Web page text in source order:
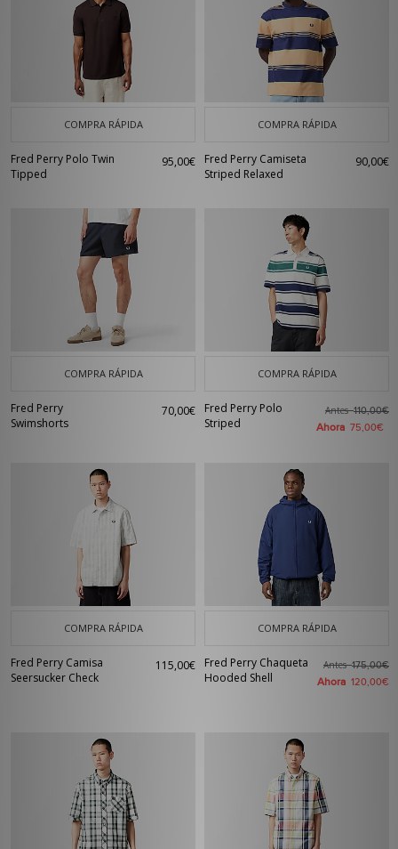
COMPRA RÁPIDA
Fred Perry Polo Twin
Tipped
95,00€
COMPRA RÁPIDA
Fred Perry Camiseta
Striped Relaxed
90,00€
COMPRA RÁPIDA
Fred Perry
Swimshorts
70,00€
COMPRA RÁPIDA
Fred Perry Polo
Striped
Antes110,00€
Ahora 75,00€
COMPRA RÁPIDA
Fred Perry Camisa
Seersucker Check
115,00€
COMPRA RÁPIDA
Fred Perry Chaqueta
Hooded Shell
Antes175,00€
Ahora 120,00€